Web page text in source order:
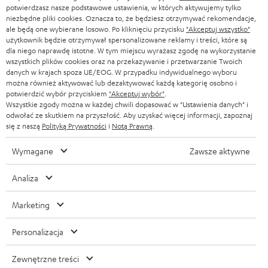
r
a
BLUETOOTH
SŁUCHAWKI
SŁUCHAWKI BLUETOOTH
WIEŻE HI-FI
GŁOŚNIKI
ULTIMA
SŁUCHAWKI DOUSZNE
FANSHOP
NOWOŚCI
BLOG
NEWSLETTER
SKLEPY
KORZYŚCI
TEUFEL STORY
ZARZĄD
TROSKA O ŚRODOWISKO
WARTOŚCI
DOSTĘPNOŚĆ BEZ BARIER
SZWAJCARIA
HOLANDIA
BELGIA
FRANCJA
POLSKA
HISZPANIA
STANY ZJEDNOCZONE
Zmiany techniczne, literówki i pomyłki zastrzeżone. Akcesoria pokazane na
zdjęciach nie wchodzą w zakres dostawy. Ewentualne opłaty za utylizację
potwierdzasz nasze podstawowe ustawienia, w których aktywujemy tylko
niezbędne pliki cookies. Oznacza to, że będziesz otrzymywać rekomendacje,
ale będą one wybierane losowo. Po kliknięciu przycisku "Akceptuj wszystko"
użytkownik będzie otrzymywał spersonalizowane reklamy i treści, które są
dla niego naprawdę istotne. W tym miejscu wyrażasz zgodę na wykorzystanie
wszystkich plików cookies oraz na przekazywanie i przetwarzanie Twoich
danych w krajach spoza UE/EOG. W przypadku indywidualnego wyboru
można również aktywować lub dezaktywować każdą kategorię osobno i
potwierdzić wybór przyciskiem "Akceptuj wybór"
Wszystkie zgody można w każdej chwili dopasować w "Ustawienia danych" i
odwołać ze skutkiem na przyszłość. Aby uzyskać więcej informacji, zapoznaj
się z naszą Polityką Prywatności i Notą Prawną
Wymagane Zawsze aktywne
Analiza
Marketing
Personalizacja
Zewnętrzne treści